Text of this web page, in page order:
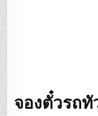
จองตั๋วรถ